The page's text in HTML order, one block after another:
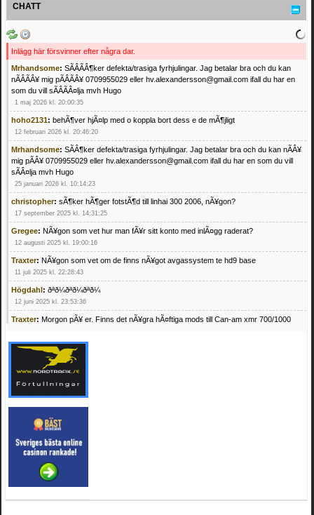
CHATT
Inlägg här försvinner efter några dar.
Mrhandsome: SÃÂÃÂ¶ker defekta/trasiga fyrhjulingar. Jag betalar bra och du kan
nÃÂÃÂ¥ mig pÃÂÃÂ¥ 0709955029 eller hv.alexandersson@gmail.com ifall du har en
som du vill sÃÂÃÂ¤lja mvh Hugo
1 maj 2026 kl. 20:00:35
hoho2131: behÃ¶ver hjÃ¤lp med o koppla bort dess e de mÃ¶jligt
12 februari 2026 kl. 20:46:20
Mrhandsome: SÃÂ¶ker defekta/trasiga fyrhjulingar. Jag betalar bra och du kan nÃÂ¥
mig pÃÂ¥ 0709955029 eller hv.alexandersson@gmail.com ifall du har en som du vill
sÃÂ¤lja mvh Hugo
25 januari 2026 kl. 10:14:23
christopher: sÃ¶ker hÃ¶ger fotstÃ¶d till linhai 300 2006, nÃ¥gon?
17 september 2025 kl. 14:31:25
Gregee: NÃ¥gon som vet hur man fÃ¥r sitt konto med inlÃ¤gg raderat?
12 augusti 2025 kl. 19:00:16
Traxter: NÃ¥gon som vet om de finns nÃ¥got avgassystem te hd9 base
11 juli 2025 kl. 22:28:43
Högdahl: ðªð¼ðªð¼ðªð¼
12 juni 2025 kl. 23:53:36
Traxter: Morgon pÃ¥ er. Finns det nÃ¥gra hÃ¤ftiga mods till Can-am xmr 700/1000
Mrhandsome:SÃ¶ker defekta/trasiga fyrhjulingar. Jag betalar bra och du kan nÃ¥ mig
pÃ¥ 0709955029 eller hv.alexandersson@gmail.com ifall du har en som du vill sÃ¤lja
mvh Hugo
21 februari 2025 kl. 09:25:52
Oscar5:NÃ¥gon som vet vad man kan begÃ¤ra fÃ¶r en Honda TRX 350 FE 2005
4 februari 2025 kl. 19:20:50
Oscar5:44
4 februari 2025 kl. 19:15:36
Greger59:NÃ¤gon som vet har en Cetek 500 EFI
15 januari 2025 kl. 23:49:44
Mrhandsome:SÃÂ¶ker defekta/trasiga fyrhjulingar. Jag betalar bra och du kan nÃÂ¥